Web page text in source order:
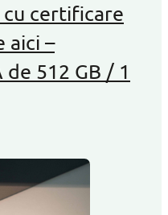
certificare
aici –
de 512 GB / 1